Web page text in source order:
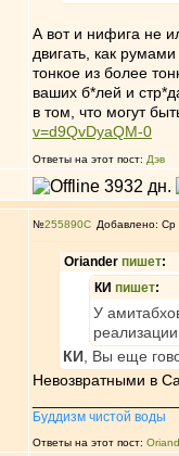
А вот и нифига не
двигать, как
тонкое из более
ваших б*лей и
в том, что могут
v=d9QvDyaQM-0
Ответы на этот пост: Дэв
№255890 Добавлено: Ср
Oriander пишет:
КИ пишет:
У
реализации.
КИ , Вы еще
Невозвратными в
Буддизм чистой воды
Ответы на этот пост: